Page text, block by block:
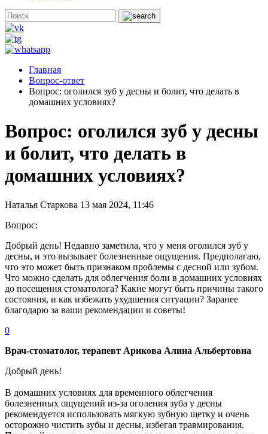
Главная
Вопрос-ответ
Вопрос: оголился зуб у десны и болит, что делать в
домашних условиях?
Вопрос: оголился зуб у десны
и болит, что делать в
домашних условиях?
Наталья Старкова 13 мая 2024, 11:46
Вопрос:
Добрый день! Недавно заметила, что у меня оголился зуб у
десны, и это вызывает болезненные ощущения. Предполагаю,
что это может быть признаком проблемы с десной или зубом.
Что можно сделать для облегчения боли в домашних условиях
до посещения стоматолога? Какие могут быть причины такого
состояния, и как избежать ухудшения ситуации? Заранее
благодарю за ваши рекомендации и советы!
0
Врач-стоматолог, терапевт Арикова Алина Альбертовна
Добрый день!
В домашних условиях для временного облегчения
болезненных ощущений из-за оголения зуба у десны
рекомендуется использовать мягкую зубную щетку и очень
осторожно чистить зубы и десны, избегая травмирования.